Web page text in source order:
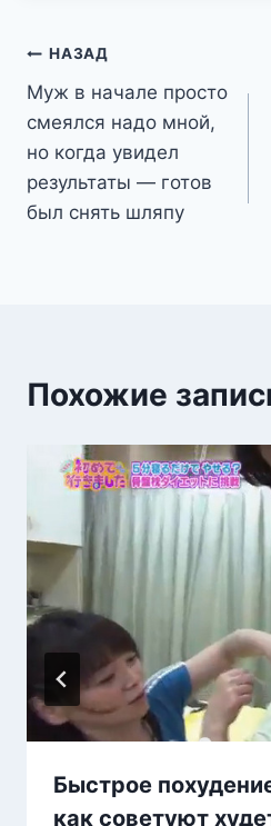
Навигация
по
записям
НАЗАД
Муж в начале просто
смеялся надо мной,
но когда увидел
результаты — готов
был снять шляпу
Похожие
Быстрое
как советуют